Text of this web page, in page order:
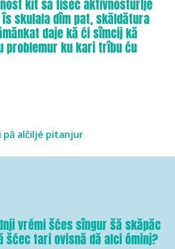
kit să fîśec aktivnosturljé
skulala dîm pat, skăldătura
daje kă ći sîmcij kă
problemur ku kari trîbu ću
pă alčiljé pitanjur
vrémi šćes sîngur šă skăpăc
šćec tari ovisnă dă alci óminj?